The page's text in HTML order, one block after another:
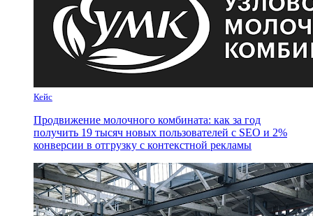
Кейс
Продвижение молочного комбината: как за год
получить 19 тысяч новых пользователей с SEO и 2%
конверсии в отгрузку с контекстной рекламы